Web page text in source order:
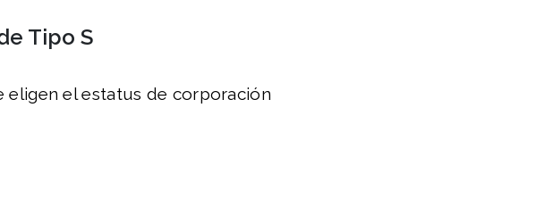
Tipo S
eligen el estatus de corporación